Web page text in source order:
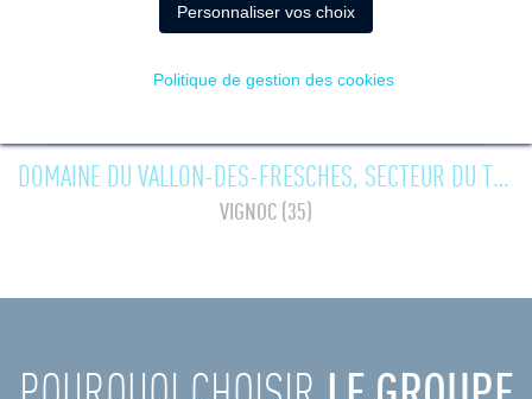
DOMAINE DU VALLON-DES-FRESCHES, SECTEUR DU TERTRE
VIGNOC (35)
Personnaliser vos choix
Politique de gestion des cookies